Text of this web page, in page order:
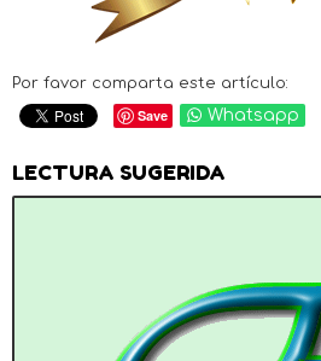
Por favor comparta este artículo:
Save Whatsapp
LECTURA SUGERIDA